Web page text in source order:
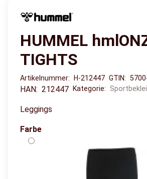
HUMMEL
TIGHTS
Artikelnummer: H-212447 GTIN:
HAN: 212447 Kategorie:
Leggings
Farbe